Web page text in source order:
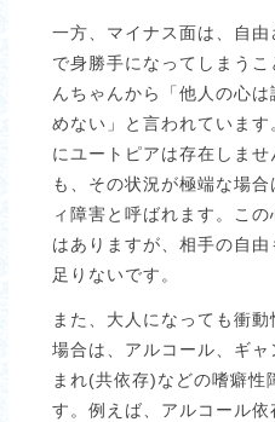
一方、マイナス面は、自
で身勝手になってしまう
んちゃんから「他人の心
めない」と言われていま
にユートピアは存在しま
も、その状況が極端な場
ィ障害と呼ばれます。こ
はありますが、相手の自
足りないです。
また、大人になっても衝
場合は、アルコール、ギ
まれ(共依存)などの嗜癖性
す。例えば、アルコール